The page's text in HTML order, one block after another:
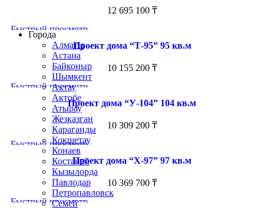
Строим по всему Казахстану
Города
Алматы
Астана
Байконыр
Шымкент
Актау
Актобе
Атырау
Жезказган
Караганды
Кокшетау
Конаев
Костанай
Кызылорда
Павлодар
Петропавловск
Семей
12 695 100 ₸
Быстрый просмотр
Проект дома “Т-95” 95 кв.м
10 155 200 ₸
Быстрый просмотр
Проект дома “У-104” 104 кв.м
10 309 200 ₸
Быстрый просмотр
Проект дома “Х-97” 97 кв.м
10 369 700 ₸
Быстрый просмотр